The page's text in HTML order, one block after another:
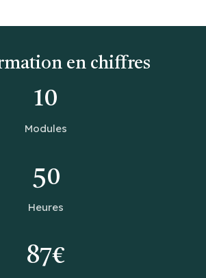
en chiffres
10
Modules
50
Heures
87€